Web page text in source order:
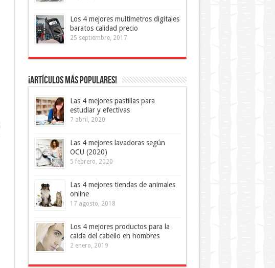
Los 4 mejores multímetros digitales
baratos calidad precio
25 septiembre, 2017
¡Artículos más Populares!
Las 4 mejores pastillas para
estudiar y efectivas
7 abril, 2020
Las 4 mejores lavadoras según
OCU (2020)
5 febrero, 2020
Las 4 mejores tiendas de animales
online
17 agosto, 2018
Los 4 mejores productos para la
caída del cabello en hombres
2 enero, 2019